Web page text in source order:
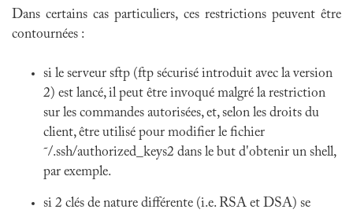
Dans certains cas particuliers, ces restrictions peuvent être
contournées :
si le serveur sftp (ftp sécurisé introduit avec la version
2) est lancé, il peut être invoqué malgré la restriction
sur les commandes autorisées, et, selon les droits du
client, être utilisé pour modifier le fichier
˜/.ssh/authorized_keys2 dans le but d'obtenir un shell,
par exemple.
si 2 clés de nature différente (i.e. RSA et DSA) se